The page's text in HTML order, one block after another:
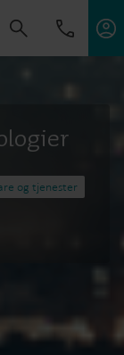
og tjenester